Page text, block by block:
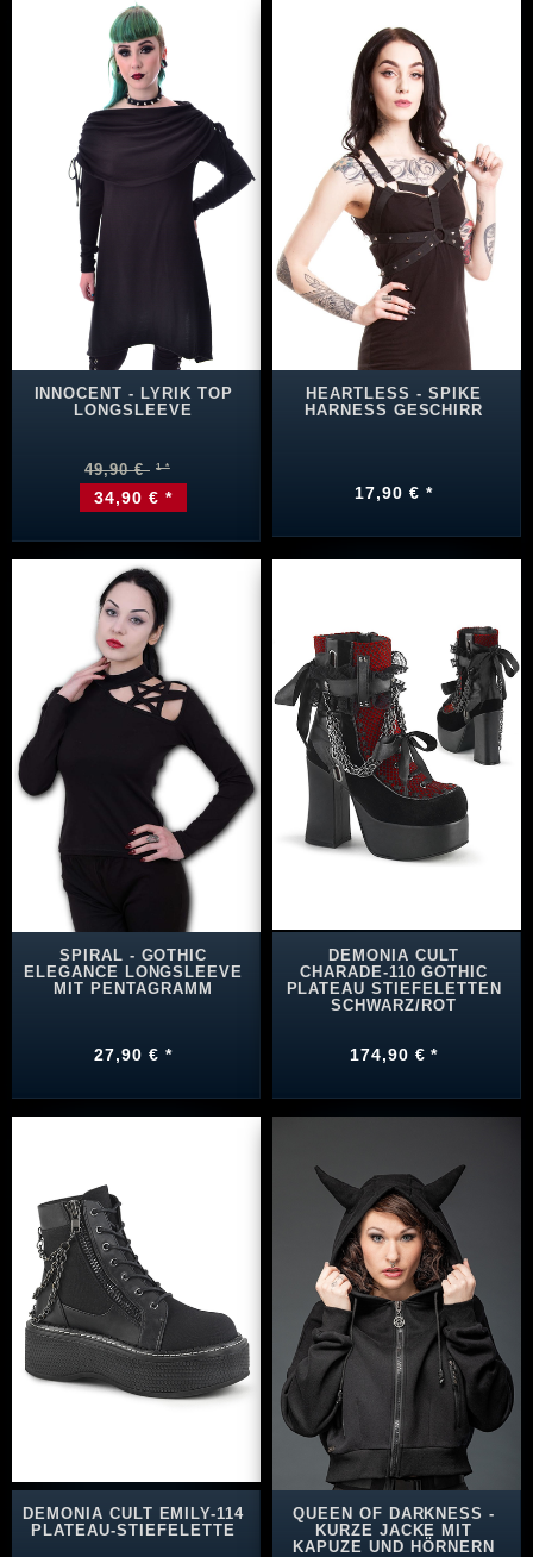
INNOCENT - LYRIK TOP
LONGSLEEVE
49,90 €
34,90 € *
HEARTLESS - SPIKE
HARNESS GESCHIRR
17,90 € *
SPIRAL - GOTHIC
ELEGANCE LONGSLEEVE
MIT PENTAGRAMM
27,90 € *
DEMONIA CULT
CHARADE-110 GOTHIC
PLATEAU STIEFELETTEN
SCHWARZ/ROT
174,90 € *
DEMONIA CULT EMILY-114
PLATEAU-STIEFELETTE
QUEEN OF DARKNESS -
KURZE JACKE MIT
KAPUZE UND HÖRNERN